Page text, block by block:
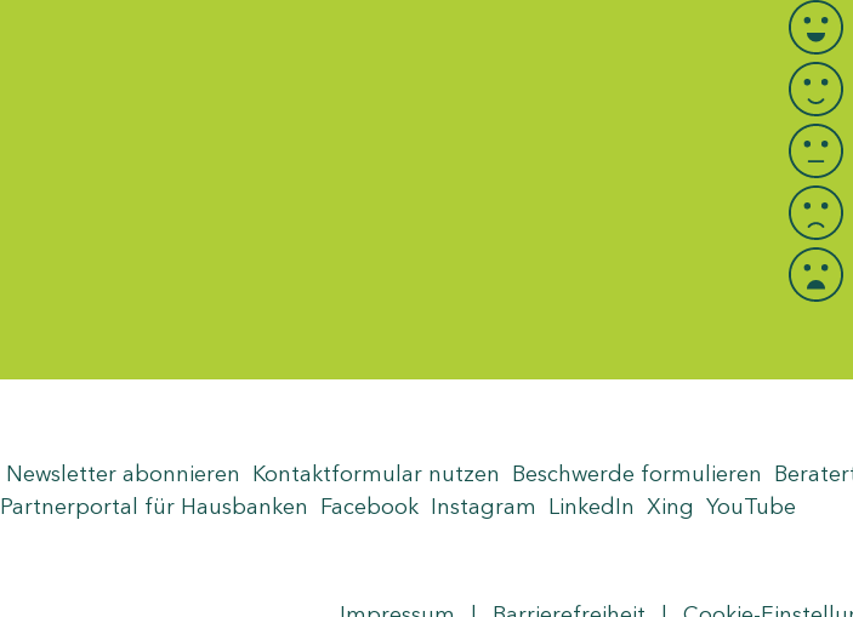
Newsletter abonnieren Kontaktformular nutzen Beschwerde formulieren
Partnerportal für Hausbanken Facebook Instagram LinkedIn Xing YouTube